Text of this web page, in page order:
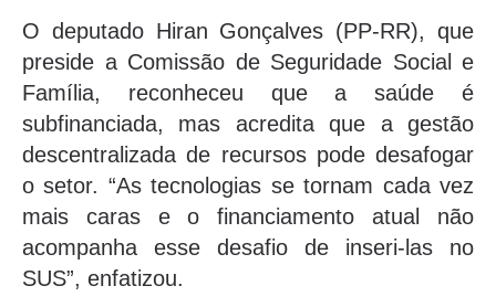
O deputado Hiran Gonçalves (PP-RR), que
preside a Comissão de Seguridade Social e
Família, reconheceu que a saúde é
subfinanciada, mas acredita que a gestão
descentralizada de recursos pode desafogar
o setor. “As tecnologias se tornam cada vez
mais caras e o financiamento atual não
acompanha esse desafio de inseri-las no
SUS”, enfatizou.